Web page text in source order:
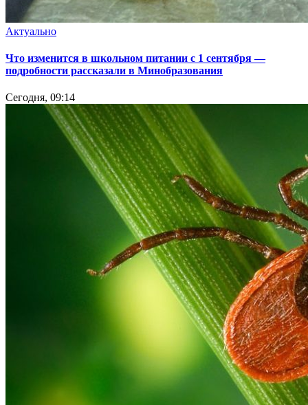
Актуально
Что изменится в школьном питании с 1 сентября —
подробности рассказали в Минобразования
Сегодня, 09:14